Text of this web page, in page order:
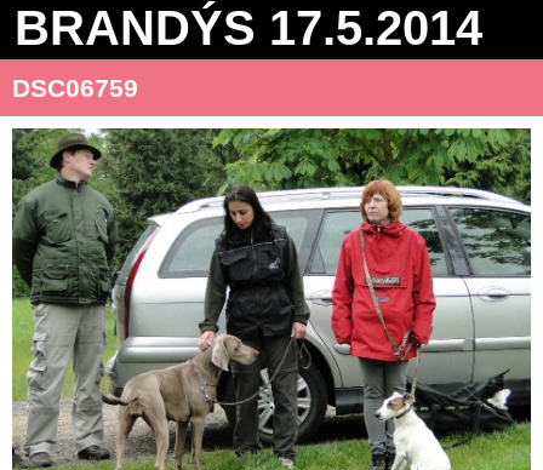
BRANDÝS 17.5.2014
DSC06759